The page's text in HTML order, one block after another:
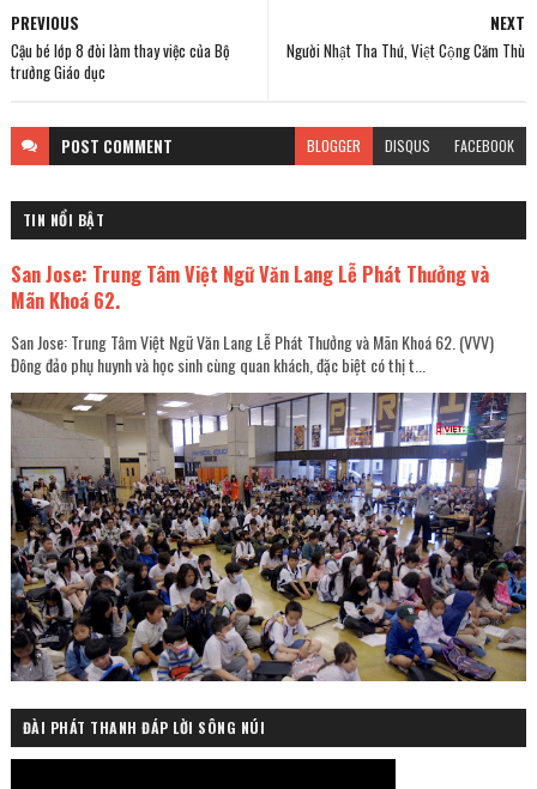
NEXT
Người Nhật Tha Thứ, Việt Cộng Căm Thù
PREVIOUS
Cậu bé lớp 8 đòi làm thay việc của Bộ
trưởng Giáo dục
POST COMMENT BLOGGER DISQUS FACEBOOK
TIN NỔI BẬT
San Jose: Trung Tâm Việt Ngữ Văn Lang Lễ Phát Thưởng và
Mãn Khoá 62.
San Jose: Trung Tâm Việt Ngữ Văn Lang Lễ Phát Thưởng và Mãn Khoá 62. (VVV)
Đông đảo phụ huynh và học sinh cùng quan khách, đặc biệt có thị t...
ĐÀI PHÁT THANH ĐÁP LỜI SÔNG NÚI